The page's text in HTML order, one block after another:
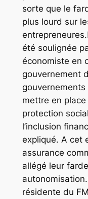
sorte que le
plus lourd sur
été soulignée
économiste en
gouvernement
mettre en
protection
l’inclusion
expliqué. A cet
assurance
allégé leur
résidente du